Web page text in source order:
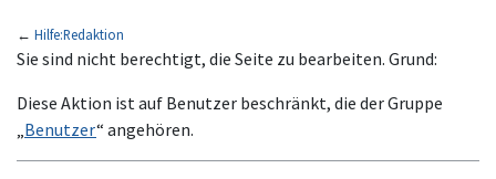
← Hilfe:Redaktion
Wechseln zu:Navigation, Suche
Sie sind nicht berechtigt, die Seite zu bearbeiten. Grund:
Diese Aktion ist auf Benutzer beschränkt, die der Gruppe
Benutzer“ angehören.